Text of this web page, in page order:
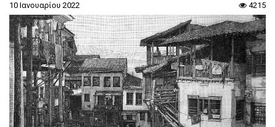
10 Ιανουαρίου 2022 4215